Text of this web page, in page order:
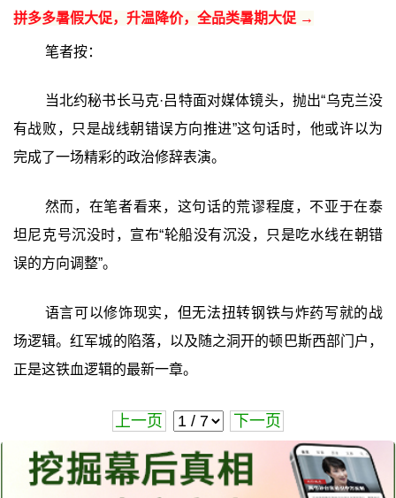
拼多多暑假大促，升温降价，全品类暑期大促 →
笔者按：
当北约秘书长马克·吕特面对媒体镜头，抛出“乌克兰没
有战败，只是战线朝错误方向推进”这句话时，他或许以为
完成了一场精彩的政治修辞表演。
然而，在笔者看来，这句话的荒谬程度，不亚于在泰
坦尼克号沉没时，宣布“轮船没有沉没，只是吃水线在朝错
误的方向调整”。
语言可以修饰现实，但无法扭转钢铁与炸药写就的战
场逻辑。红军城的陷落，以及随之洞开的顿巴斯西部门户，
正是这铁血逻辑的最新一章。
上一页 下一页